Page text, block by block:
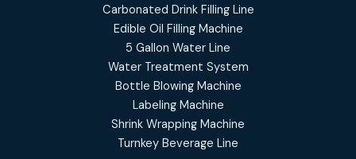
Carbonated Drink Filling Line
Edible Oil Filling Machine
5 Gallon Water Line
Water Treatment System
Bottle Blowing Machine
Labeling Machine
Shrink Wrapping Machine
Turnkey Beverage Line